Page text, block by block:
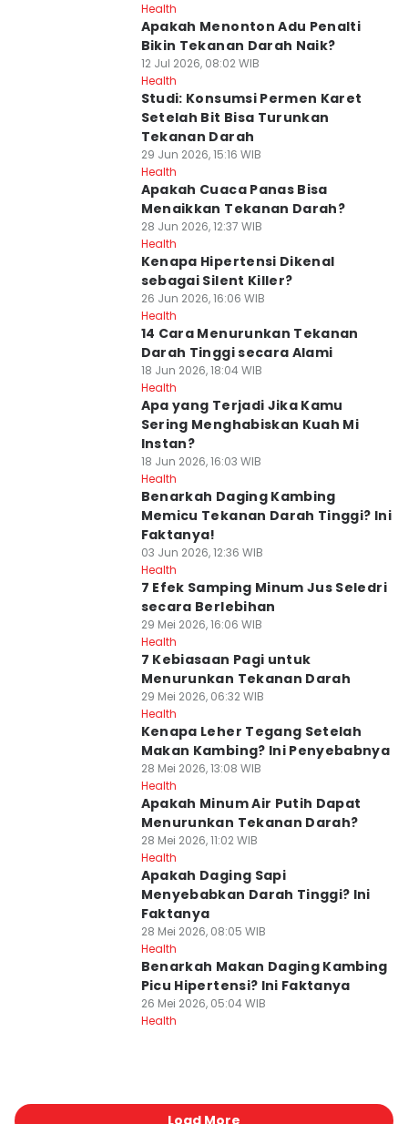
Health
Apakah Menonton Adu Penalti
Bikin Tekanan Darah Naik?
12 Jul 2026, 08:02 WIB
Health
Studi: Konsumsi Permen Karet
Setelah Bit Bisa Turunkan
Tekanan Darah
29 Jun 2026, 15:16 WIB
Health
Apakah Cuaca Panas Bisa
Menaikkan Tekanan Darah?
28 Jun 2026, 12:37 WIB
Health
Kenapa Hipertensi Dikenal
sebagai Silent Killer?
26 Jun 2026, 16:06 WIB
Health
14 Cara Menurunkan Tekanan
Darah Tinggi secara Alami
18 Jun 2026, 18:04 WIB
Health
Apa yang Terjadi Jika Kamu
Sering Menghabiskan Kuah Mi
Instan?
18 Jun 2026, 16:03 WIB
Health
Benarkah Daging Kambing
Memicu Tekanan Darah Tinggi? Ini
Faktanya!
03 Jun 2026, 12:36 WIB
Health
7 Efek Samping Minum Jus Seledri
secara Berlebihan
29 Mei 2026, 16:06 WIB
Health
7 Kebiasaan Pagi untuk
Menurunkan Tekanan Darah
29 Mei 2026, 06:32 WIB
Health
Kenapa Leher Tegang Setelah
Makan Kambing? Ini Penyebabnya
28 Mei 2026, 13:08 WIB
Health
Apakah Minum Air Putih Dapat
Menurunkan Tekanan Darah?
28 Mei 2026, 11:02 WIB
Health
Apakah Daging Sapi
Menyebabkan Darah Tinggi? Ini
Faktanya
28 Mei 2026, 08:05 WIB
Health
Benarkah Makan Daging Kambing
Picu Hipertensi? Ini Faktanya
26 Mei 2026, 05:04 WIB
Health
Load More